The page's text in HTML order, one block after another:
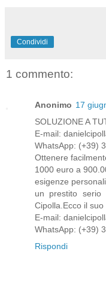
Condividi
1 commento:
Anonimo 17
SOLUZIONE A
E-mail:
WhatsApp: (+39)
Ottenere
1000 euro a
esigenze
un prestito serio
Cipolla.Ecco il suo
E-mail:
WhatsApp: (+39)
Rispondi